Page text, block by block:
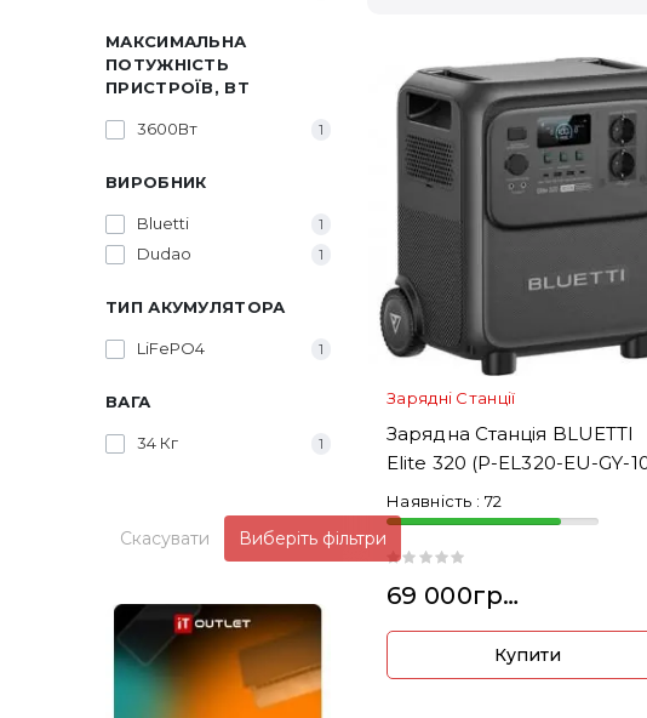
МАКСИМАЛЬНА
ПОТУЖНІСТЬ
ПРИСТРОЇВ, ВТ
3600Вт 1
ВИРОБНИК
Bluetti 1
Dudao 1
ТИП АКУМУЛЯТОРА
LiFePO4 1
ВАГА
34 Кг 1
Скасувати Виберіть фільтри
Зарядні Станції
Зарядна Станція BLUETTI
Elite 320 (P-EL320-EU-GY-
Наявність : 72
69 000грн.
Купити